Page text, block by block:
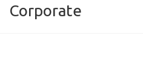
Corporate